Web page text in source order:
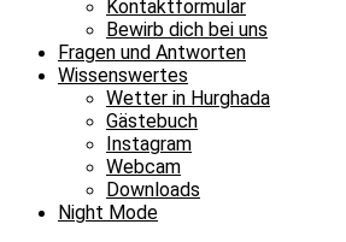
Kontaktformular
Bewirb dich bei uns
Fragen und Antworten
Wissenswertes
Wetter in Hurghada
Gästebuch
Instagram
Webcam
Downloads
Night Mode